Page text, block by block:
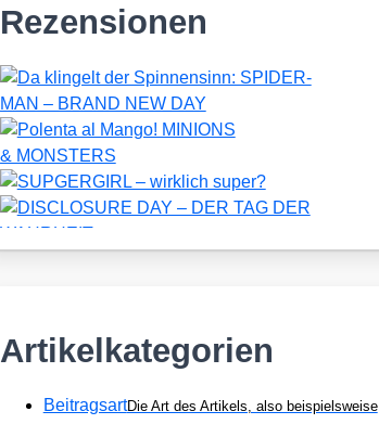
Rezensionen
Artikelkategorien
BeitragsartDie Art des Artikels, also beispielsweise